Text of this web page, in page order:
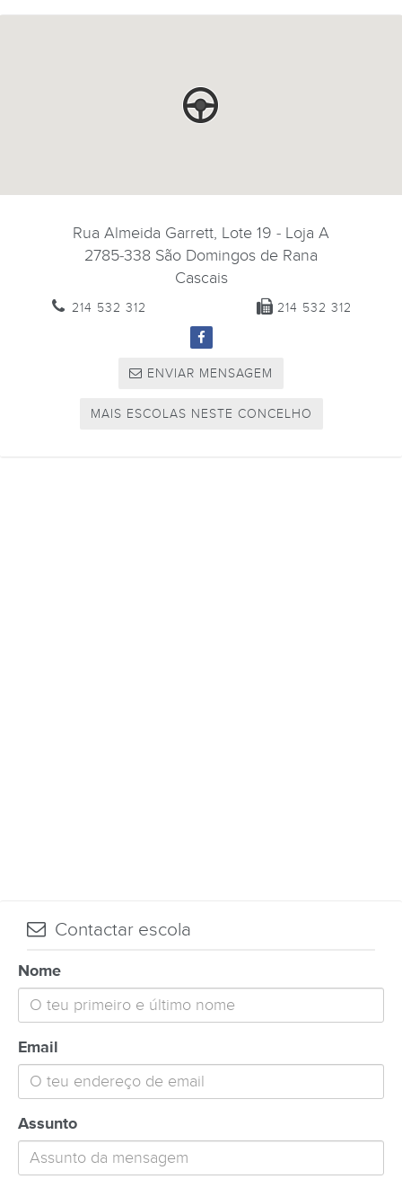
Rua Almeida Garrett, Lote 19 - Loja A
2785-338 São Domingos de Rana
Cascais
214 532 312 214 532 312
ENVIAR MENSAGEM
MAIS ESCOLAS NESTE CONCELHO
Contactar escola
Nome
Email
Assunto